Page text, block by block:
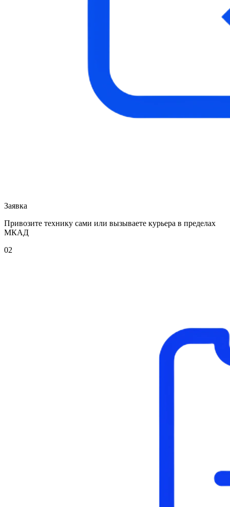
Заявка
Привозите технику сами или вызываете курьера в пределах
МКАД
02